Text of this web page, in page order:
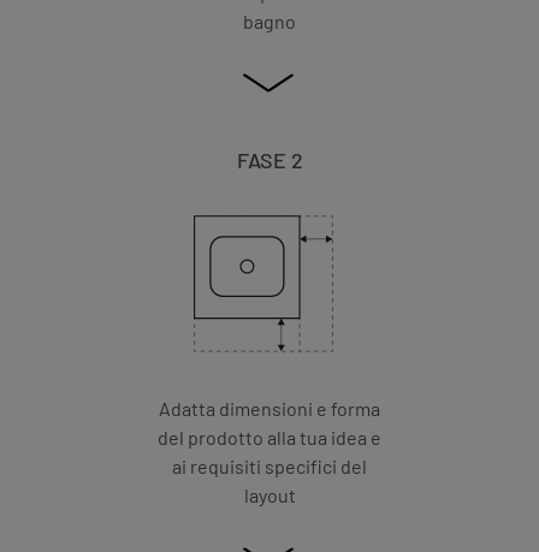
bagno
FASE 2
Adatta dimensioni e forma
del prodotto alla tua idea e
ai requisiti specifici del
layout